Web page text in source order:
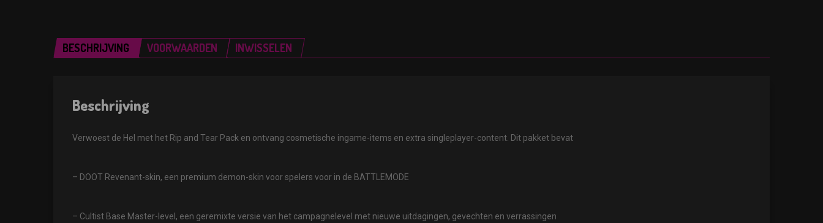
BESCHRIJVING VOORWAARDEN INWISSELEN
Beschrijving
Verwoest de Hel met het Rip and Tear Pack en ontvang cosmetische ingame-items en extra singleplayer-content. Dit pakket bevat
– DOOT Revenant-skin, een premium demon-skin voor spelers voor in de BATTLEMODE
– Cultist Base Master-level, een geremixte versie van het campagnelevel met nieuwe uitdagingen, gevechten en verrassingen